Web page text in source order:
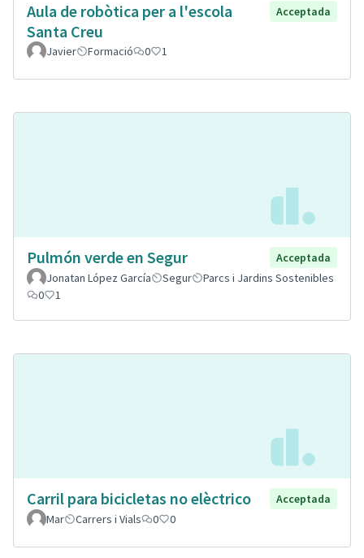
Aula de robòtica per a l'escola
Santa Creu
Acceptada
Javier Formació 0 1
Pulmón verde en Segur
Acceptada
Jonatan López García
Segur
Parcs i Jardins Sostenibles
0
1
Carril para bicicletas no elèctrico
Acceptada
Mar
Carrers i Vials 0 0